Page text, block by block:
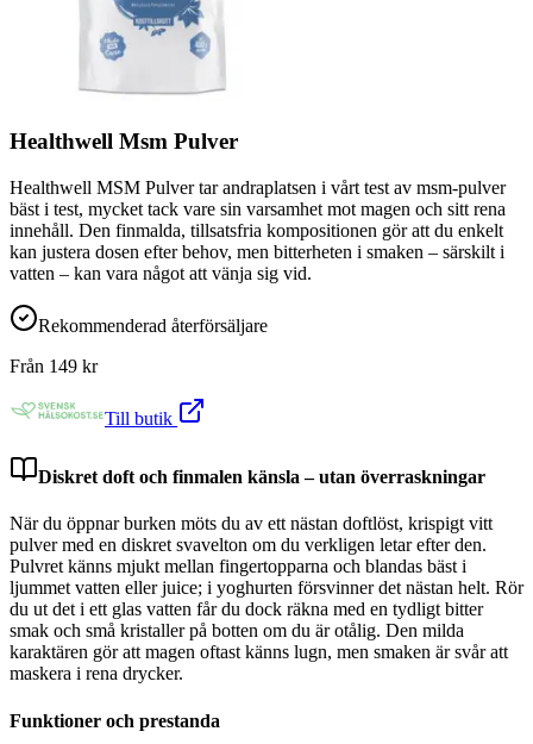
Healthwell Msm Pulver
Healthwell MSM Pulver tar andraplatsen i vårt test av msm-pulver
bäst i test, mycket tack vare sin varsamhet mot magen och sitt rena
innehåll. Den finmalda, tillsatsfria kompositionen gör att du enkelt
kan justera dosen efter behov, men bitterheten i smaken – särskilt i
vatten – kan vara något att vänja sig vid.
Rekommenderad återförsäljare
Från 149 kr
Till butik
Diskret doft och finmalen känsla – utan överraskningar
När du öppnar burken möts du av ett nästan doftlöst, krispigt vitt
pulver med en diskret svavelton om du verkligen letar efter den.
Pulvret känns mjukt mellan fingertopparna och blandas bäst i
ljummet vatten eller juice; i yoghurten försvinner det nästan helt. Rör
du ut det i ett glas vatten får du dock räkna med en tydligt bitter
smak och små kristaller på botten om du är otålig. Den milda
karaktären gör att magen oftast känns lugn, men smaken är svår att
maskera i rena drycker.
Funktioner och prestanda